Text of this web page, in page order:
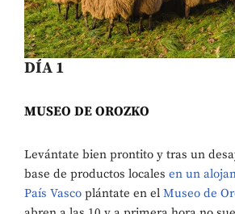
DÍA 1
MUSEO DE OROZKO
Levántate bien prontito y tras un
base de productos locales en un
País Vasco plántate en el Museo de